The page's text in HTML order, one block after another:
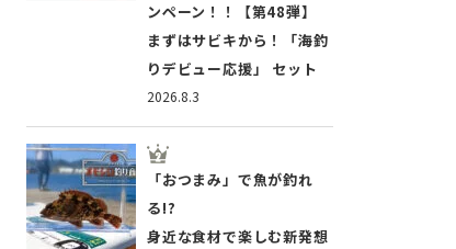
2026.8.3
ンペーン！！【第48弾】
まずはサビキから！「海釣
りデビュー応援」 セット
「おつまみ」で魚が釣れ
る!?
身近な食材で楽しむ新発想